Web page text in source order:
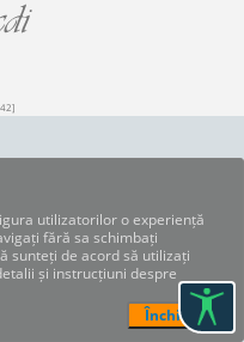
utilizatorilor o experiență
fără sa schimbați
sunteți de acord să utilizați
și instrucțiuni despre